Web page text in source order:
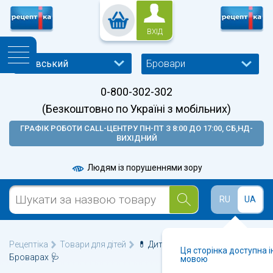
ВХІД
Бровари
0-800-302-302
(Безкоштовно по Україні з мобільних)
ГРАФІК РОБОТИ CALL-ЦЕНТРУ ПН-ПТ З 8:00 ДО 17:00, СБ,НД-
ВИХІДНИЙ
Людям із порушеннями зору
RU UA
Ця сторінка доступна
мовою
Рецептіка Товари для дітей
💊 Дитяча косметика у
Броварах 🩺